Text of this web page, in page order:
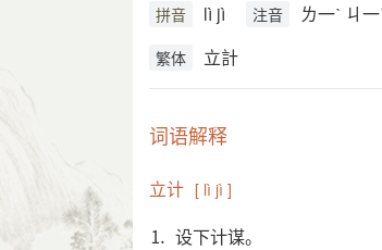
拼音 lì jì 注音 ㄌ一ˋ ㄐ一
繁体 立計
词语解释
立计 [ lì jì ]
⒈ 设下计谋。